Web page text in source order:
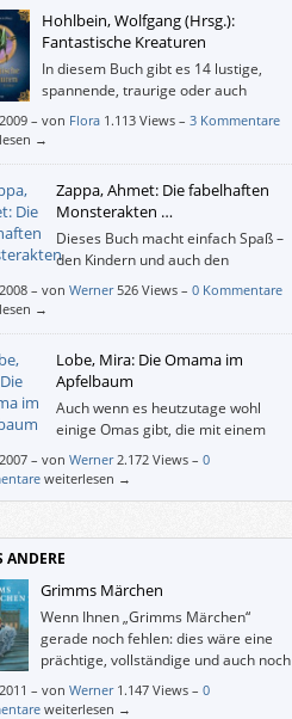
Hohlbein, Wolfgang (Hrsg.):
Fantastische Kreaturen
In diesem Buch gibt es 14 lustige,
spannende, traurige oder auch
schöne Geschichten. Mir hat es auch
dass jeder Autor eine andere
– von Flora 1.113 Views – 3 Kommentare
→
Zappa, Ahmet: Die fabelhaften
Monsterakten …
Dieses Buch macht einfach Spaß –
den Kindern und auch den
eventuell vorlesenden
Gleich zu Beginn sind die 11-
Gefahr, denn beim Versuch, ihren von
und grausamsten
namens Zarmaglorg entführten
befreien, sind sie von dieser selbst
genommen worden und schweben in
über einem Abgrund, in dem Lava
– von Werner 526 Views – 0 Kommentare
→
Lobe, Mira: Die Omama im
Apfelbaum
Auch wenn es heutzutage wohl
einige Omas gibt, die mit einem
Sportwagen durch die Gegend
so ist die Fantasie-Oma, die sich der kleine
– von Werner 2.172 Views – 0
weiterlesen →
ANDERE
Grimms Märchen
Wenn Ihnen „Grimms Märchen“
gerade noch fehlen: dies wäre eine
prächtige, vollständige und auch noch
diensteifrige Ausgabe davon.
– von Werner 1.147 Views – 0
weiterlesen →